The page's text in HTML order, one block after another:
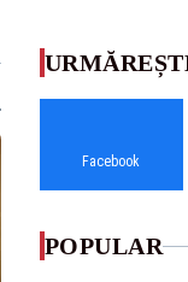
Facebook
POPULAR